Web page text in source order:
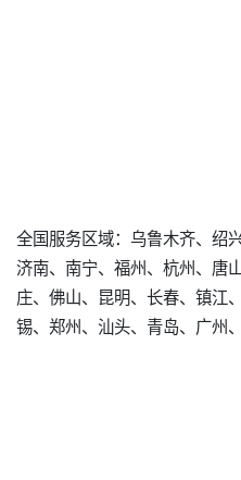
全国服务区域：乌鲁木齐、绍
济南、南宁、福州、杭州、唐
庄、佛山、昆明、长春、镇江
锡、郑州、汕头、青岛、广州